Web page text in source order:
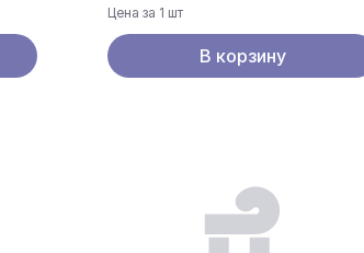
Цена за 1 шт
В корзину